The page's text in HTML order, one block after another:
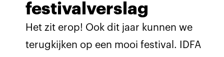
festivalverslag
Het zit erop! Ook dit jaar kunnen we
terugkijken op een mooi festival. IDFA